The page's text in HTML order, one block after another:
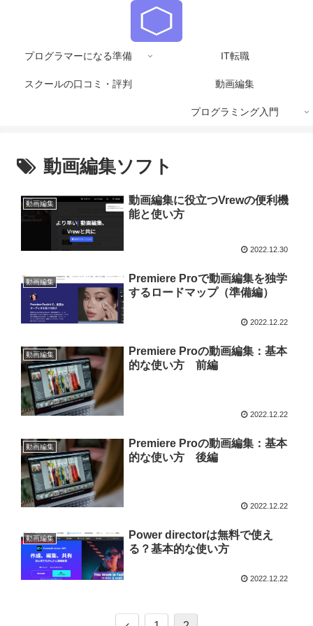
プログラマーになる準備 IT転職
スクールの口コミ・評判 動画編集
プログラミング入門
動画編集ソフト
動画編集
動画編集に役立つVrewの便利機
能と使い方
2022.12.30
動画編集
Premiere Proで動画編集を独学
するロードマップ（準備編）
2022.12.22
動画編集
Premiere Proの動画編集：基本
的な使い方 前編
2022.12.22
動画編集
Premiere Proの動画編集：基本
的な使い方 後編
2022.12.22
動画編集
Power directorは無料で使え
る？基本的な使い方
2022.12.22